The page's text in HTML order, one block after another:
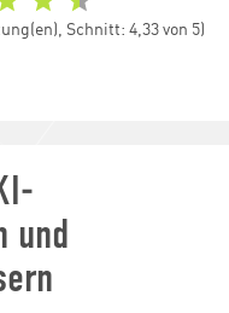
Schnitt: 4,33 von 5)
und